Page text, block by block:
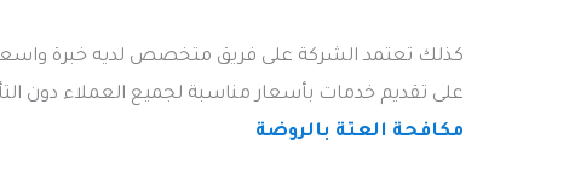
كذلك تعتمد الشركة على فريق متخصص لديه خبرة
على تقديم خدمات بأسعار مناسبة لجميع العملاء دون
مكافحة العتة بالروضة